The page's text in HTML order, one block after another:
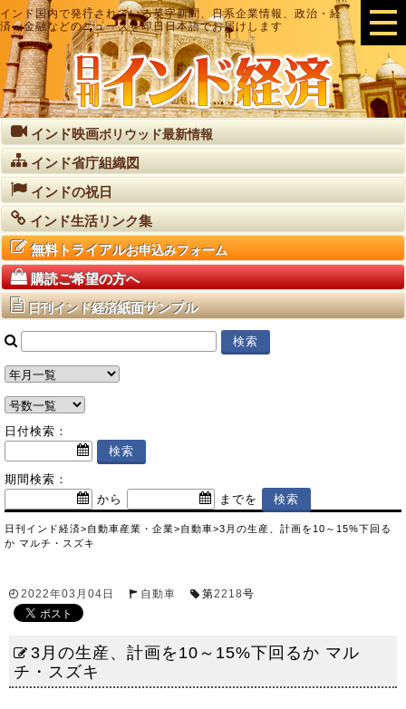
インド国内で発行されている英字新聞、日系企業情報、政治・経
済・金融などのニュースを即日日本語でお届けします
インド映画ボリウッド最新情報
インド省庁組織図
インドの祝日
インド生活リンク集
無料トライアルお申込みフォーム
購読ご希望の方へ
日刊インド経済紙面サンプル
日付検索：
期間検索：
から
までを
日刊インド経済>自動車産業・企業>自動車>3月の生産、計画を10～15%下回る
か マルチ・スズキ
2022年03月04日 自動車 第2218号
3月の生産、計画を10～15%下回るか マル
チ・スズキ